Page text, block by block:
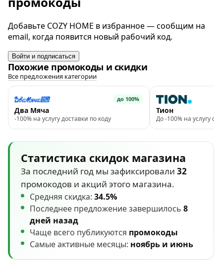
Добавьте COZY HOME в избранное — сообщим на
email, когда появится новый рабочий код.
Войти и подписаться
Похожие промокоды и скидки
Все предложения категории
до 100%
Два Мяча
-100% на услугу доставки по коду
Тион
До -100% на услугу
Статистика скидок магазина
За последний год мы зафиксировали 32
промокодов и акций этого магазина.
Средняя скидка: 34.5%
Последнее предложение завершилось 8
дней назад
Чаще всего публикуются промокоды
Самые активные месяцы: ноябрь и июнь